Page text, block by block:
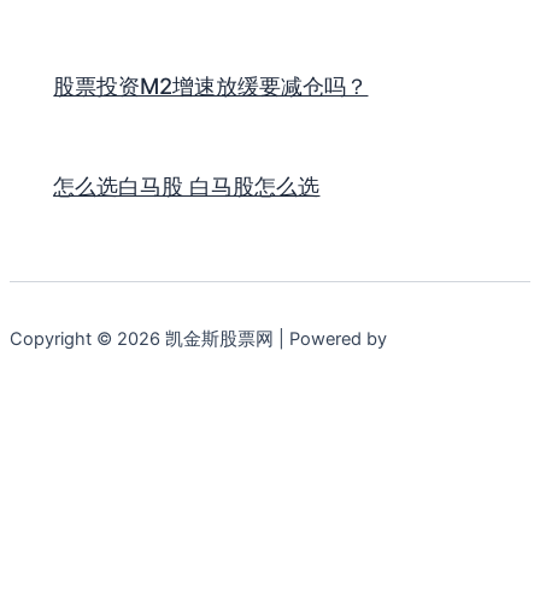
股票投资M2增速放缓要减仓吗？
怎么选白马股 白马股怎么选
Copyright © 2026 凯金斯股票网 | Powered by